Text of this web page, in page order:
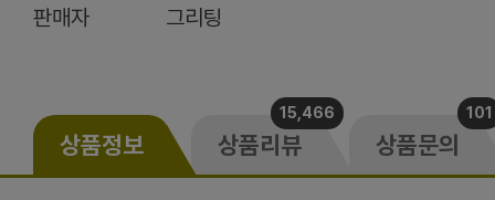
판매자 그리팅
상품정보 상품리뷰
15,466
상품문의
101